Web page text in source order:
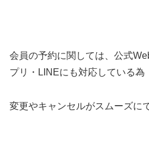
会員の予約に関しては、公式
プリ・LINEにも対応している為
変更やキャンセルがスムーズに